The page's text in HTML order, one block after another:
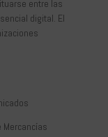
entre las
digital. El
Mercancías